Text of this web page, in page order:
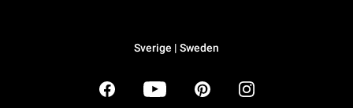
Sverige | Sweden